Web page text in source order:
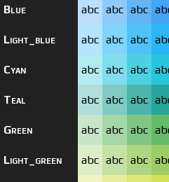
Blue abc abc abc
Light_blue abc abc abc
Cyan abc abc abc
Teal abc abc abc
Green abc abc abc
Light_green abc abc abc